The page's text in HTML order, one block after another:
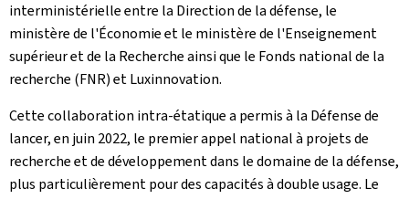
interministérielle entre la Direction de la défense, le
ministère de l'Économie et le ministère de l'Enseignement
supérieur et de la Recherche ainsi que le Fonds national de la
recherche (FNR) et Luxinnovation.
Cette collaboration intra-étatique a permis à la Défense de
lancer, en juin 2022, le premier appel national à projets de
recherche et de développement dans le domaine de la défense,
plus particulièrement pour des capacités à double usage. Le